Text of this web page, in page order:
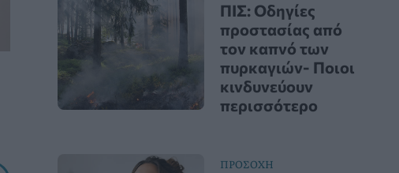
ΠΙΣ: Οδηγίες
προστασίας από
τον καπνό των
πυρκαγιών- Ποιοι
κινδυνεύουν
περισσότερο
ΠΡΟΣΟΧΗ